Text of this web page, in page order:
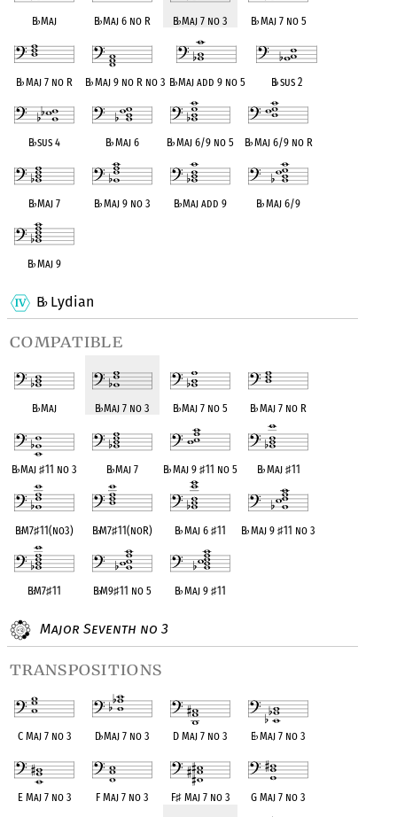
B♭Maj B♭Maj 6 no R B♭Maj 7 no 3 B♭Maj 7 no 5
B♭Maj 7 no R B♭Maj 9 no R no 3 B♭Maj add 9 no 5 B♭sus 2
B♭sus 4 B♭Maj 6 B♭Maj 6/9 no 5 B♭Maj 6/9 no R
B♭Maj 7 B♭Maj 9 no 3 B♭Maj add 9 B♭Maj 6/9
B♭Maj 9
B♭Lydian
compatible
B♭Maj B♭Maj 7 no 3 B♭Maj 7 no 5 B♭Maj 7 no R
B♭Maj♯11 no 3 B♭Maj 7 B♭Maj 9 ♯11 no 5 B♭Maj ♯11
B♭M7♯11(no3) B♭M7♯11(noR) B♭Maj 6 ♯11 B♭Maj 9♯11 no 3
B♭M7♯11 B♭M9♯11 no 5 B♭Maj 9 ♯11
Major Seventh no 3
transpositions
C Maj 7 no 3 D♭Maj 7 no 3 D Maj 7 no 3 E♭Maj 7 no 3
E Maj 7 no 3 F Maj 7 no 3 F♯Maj 7 no 3 G Maj 7 no 3